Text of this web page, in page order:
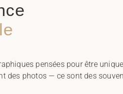
pensées pour être
des photos — ce sont des